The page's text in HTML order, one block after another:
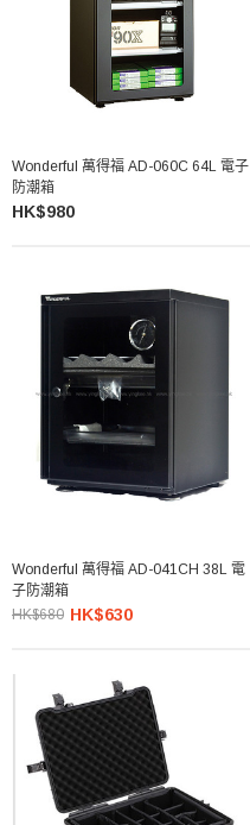
Wonderful 萬得福 AD-060C 64L 電子
防潮箱
HK$980
Wonderful 萬得福 AD-041CH 38L 電
子防潮箱
HK$680 HK$630